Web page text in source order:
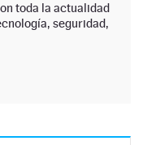
toda la actualidad
seguridad,